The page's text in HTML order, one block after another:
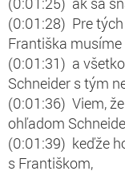
(0:01:28) Pre
Františka
(0:01:31) a
Schneider s tým
(0:01:36) Viem,
ohľadom
(0:01:39) keďže
s Františkom,